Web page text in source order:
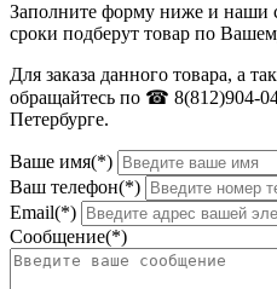
Заполните форму ниже и наши
сроки подберут товар по
Для заказа данного товара, а
обращайтесь по ☎ 8(812)904-
Петербурге.
Ваше имя(*)
Ваш телефон(*)
Email(*)
Сообщение(*)